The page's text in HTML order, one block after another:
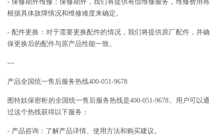
- 保修期外维修：保修期外，我们将提供有偿维修服务，维修费用将
根据具体故障情况和维修难度来确定。
- 配件更换：对于需要更换配件的情况，我们将提供原厂配件，并确
保更换后的配件与原产品性能一致。
---
产品全国统一售后服务热线400-051-9678
图特奴保密柜的全国统一售后服务热线是400-051-9678。用户可以通
过这个热线获得以下服务：
- 产品咨询：了解产品详情、使用方法和购买建议。